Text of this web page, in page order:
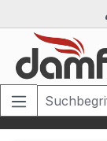
Zum